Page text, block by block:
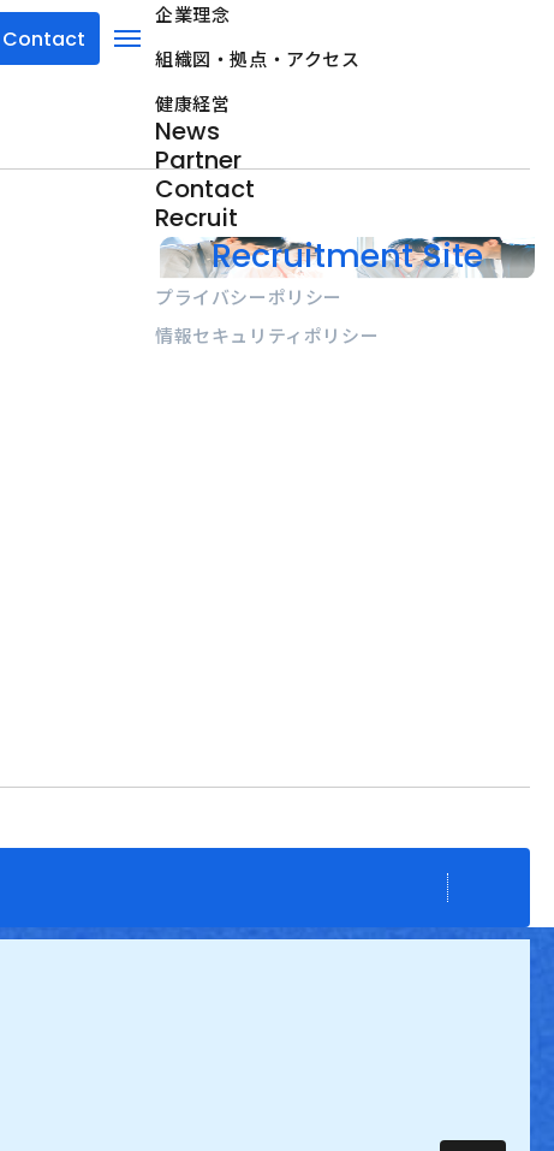
Contact
menu
企業理念
組織図・拠点・アクセス
健康経営
News
Partner
Contact
Recruit
Recruitment Site
プライバシーポリシー
情報セキュリティポリシー